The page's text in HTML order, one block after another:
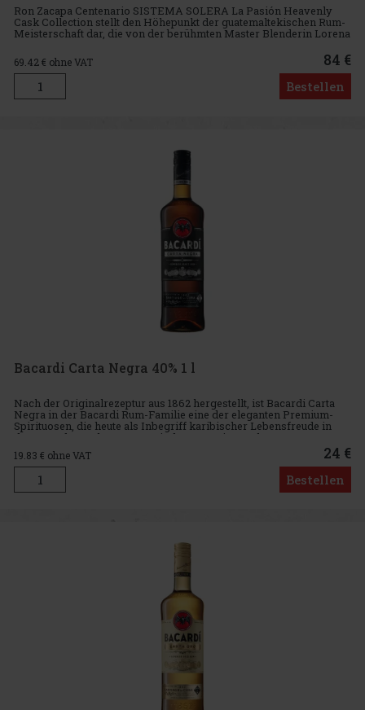
Ron Zacapa Centenario SISTEMA SOLERA La Pasión Heavenly
Cask Collection stellt den Höhepunkt der guatemaltekischen Rum-
Meisterschaft dar, die von der berühmten Master Blenderin Lorena
wird in
69.42€ ohne VAT 84 €
Bestellen
Bacardi Carta Negra 40% 1 l
Nach der Originalrezeptur aus 1862 hergestellt, ist Bacardi Carta
Negra in der Bacardi Rum-Familie eine der eleganten Premium-
Spirituosen, die heute als Inbegriff karibischer Lebensfreude in
den Bars der Welt zu Hause sind. Trotz seines robusten Gesc
19.83 € ohne VAT 24 €
Bestellen